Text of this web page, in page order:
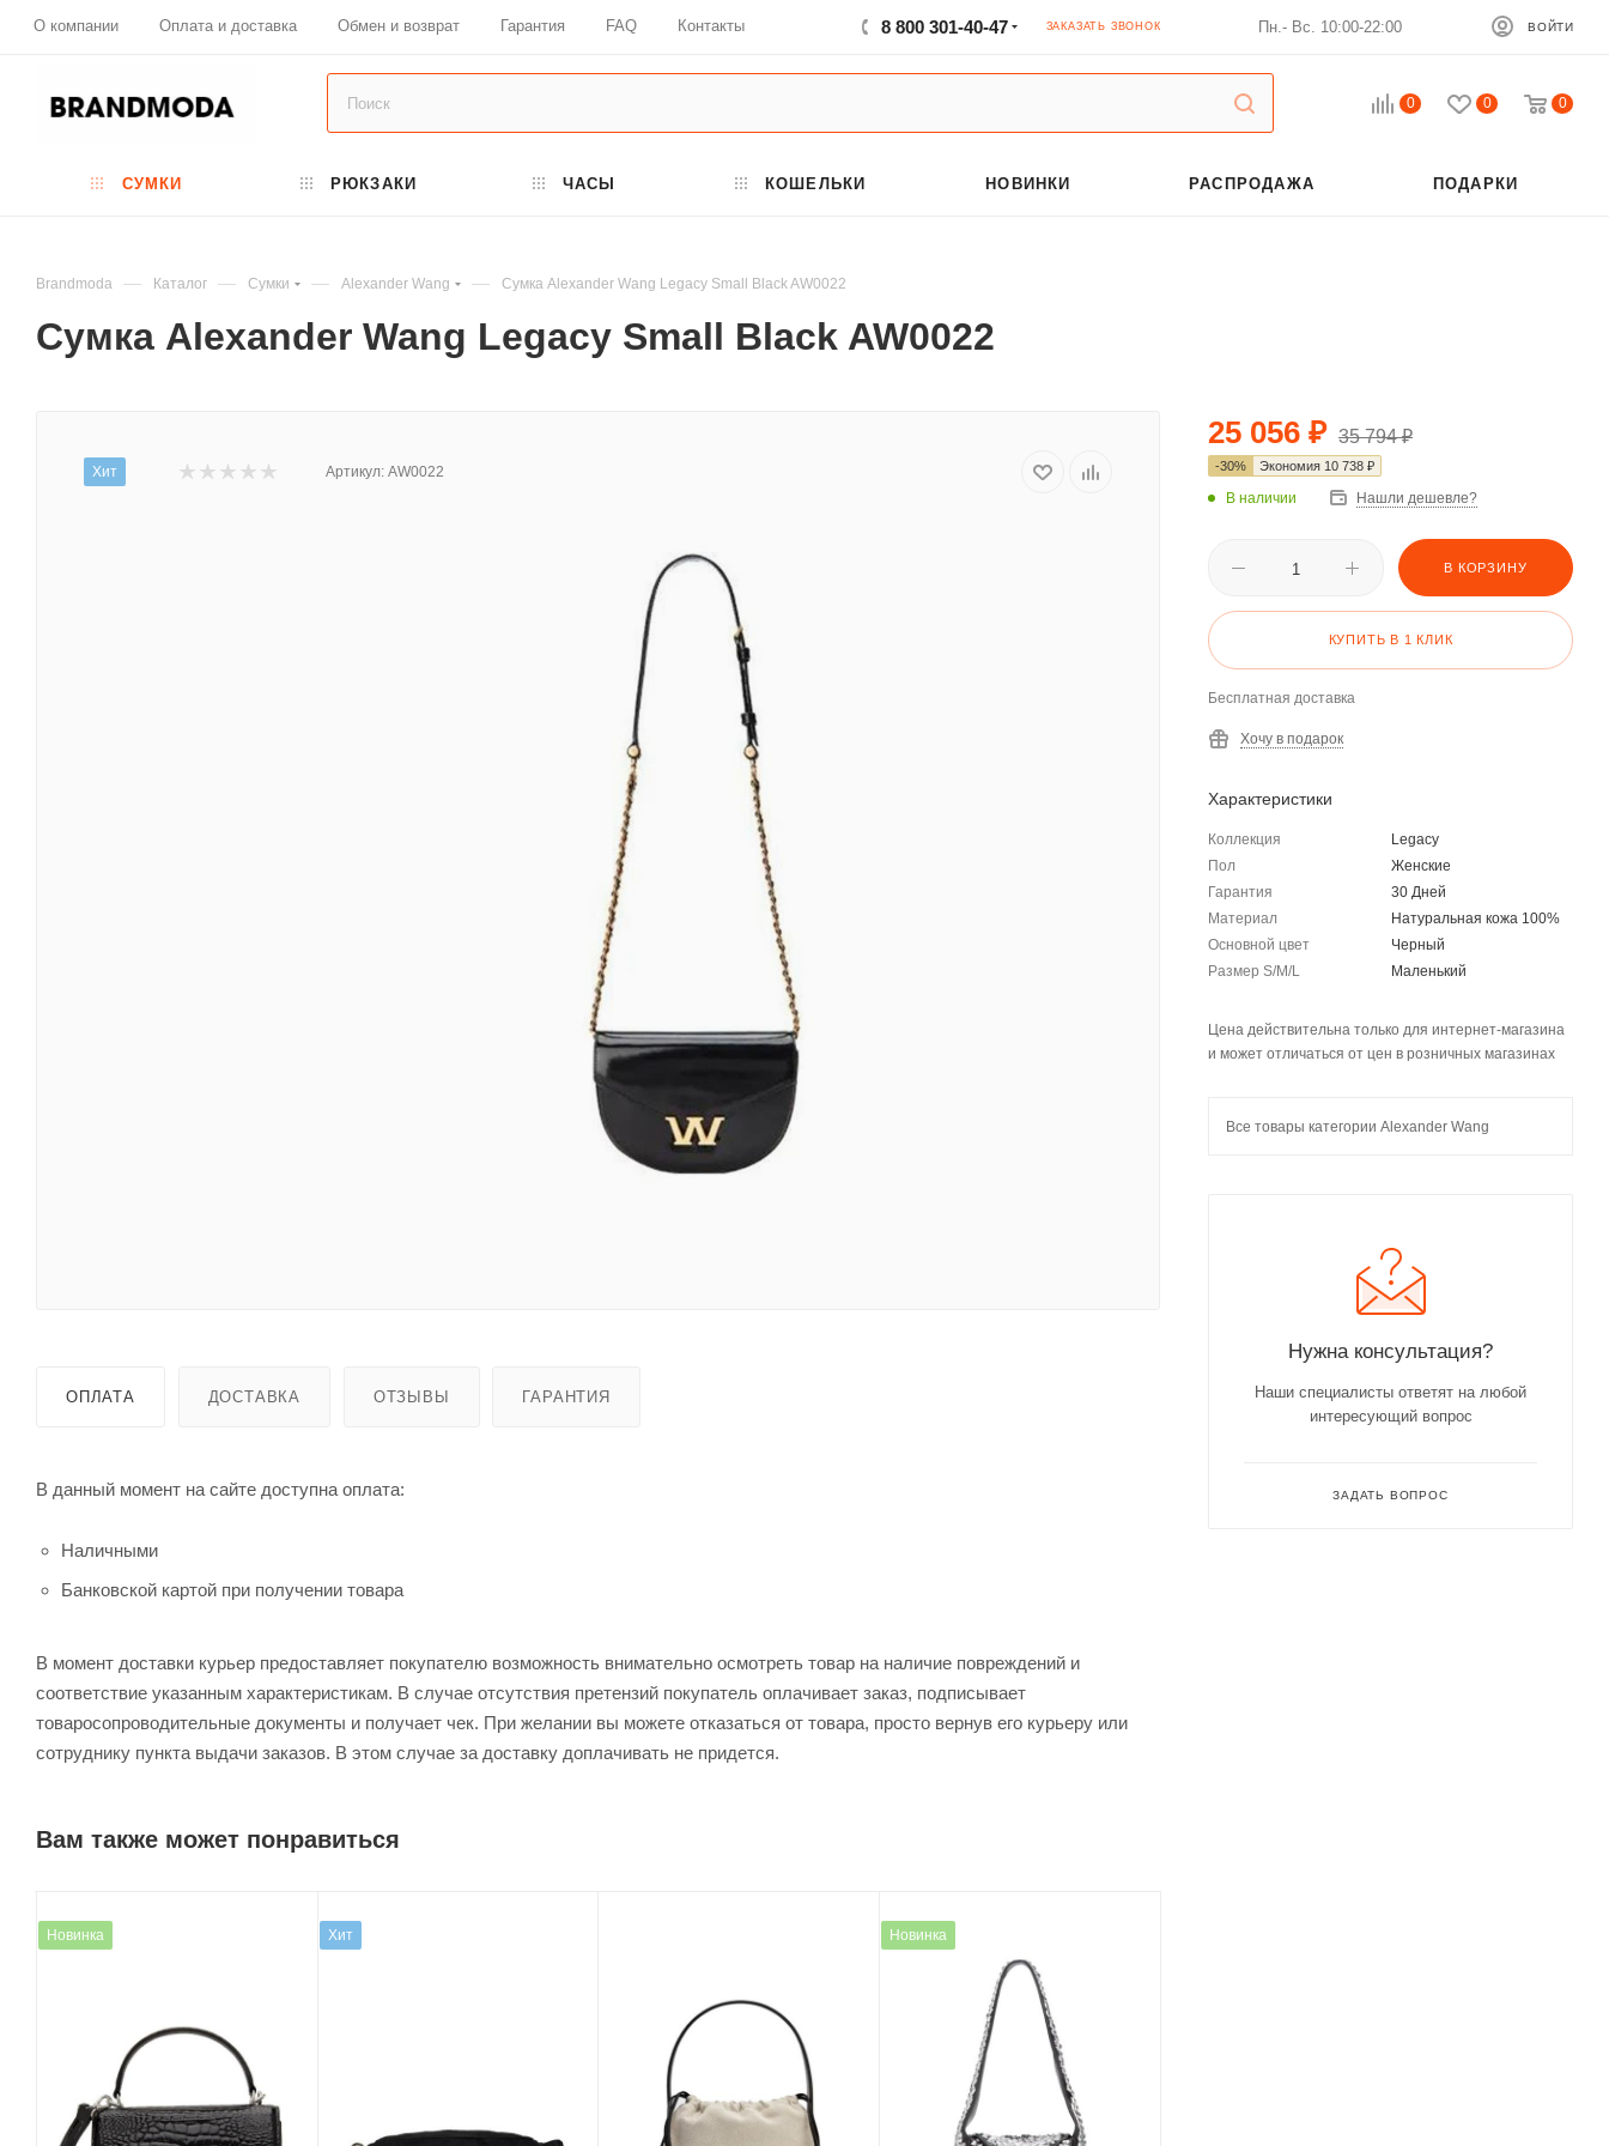
О компании Оплата и доставка Обмен и возврат Гарантия FAQ Контакты 8 800 301-40-47 ЗАКАЗАТЬ ЗВОНОК Пн.- Вс. 10:00-22:00 ВОЙТИ
0 0 0
СУМКИ РЮКЗАКИ ЧАСЫ КОШЕЛЬКИ НОВИНКИ РАСПРОДАЖА ПОДАРКИ
Brandmoda — Каталог — Сумки — Alexander Wang — Сумка Alexander Wang Legacy Small Black AW0022
Сумка Alexander Wang Legacy Small Black AW0022
Хит Артикул: AW0022
ОПЛАТА ДОСТАВКА ОТЗЫВЫ ГАРАНТИЯ
В данный момент на сайте доступна оплата:
Наличными
Банковской картой при получении товара
В момент доставки курьер предоставляет покупателю возможность внимательно осмотреть товар на наличие повреждений и
соответствие указанным характеристикам. В случае отсутствия претензий покупатель оплачивает заказ, подписывает
товаросопроводительные документы и получает чек. При желании вы можете отказаться от товара, просто вернув его курьеру или
сотруднику пункта выдачи заказов. В этом случае за доставку доплачивать не придется.
Вам также может понравиться
Новинка Хит Новинка
25 056 ₽ 35 794₽
-30% Экономия 10 738 ₽
В наличии Нашли дешевле?
В КОРЗИНУ
КУПИТЬ В 1 КЛИК
Бесплатная доставка
Хочу в подарок
Характеристики
Коллекция
Legacy
Пол
Женские
Гарантия
30 Дней
Материал
Натуральная кожа 100%
Основной цвет
Черный
Размер S/M/L
Маленький
Цена действительна только для интернет-магазина
и может отличаться от цен в розничных магазинах
Все товары категории Alexander Wang
Нужна консультация?
Наши специалисты ответят на любой
интересующий вопрос
ЗАДАТЬ ВОПРОС